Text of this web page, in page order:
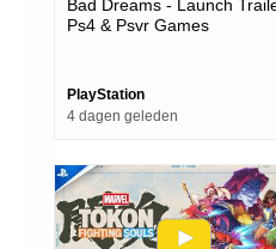
Bad Dreams - Launch
Ps4 & Psvr Games
PlayStation
4 dagen geleden